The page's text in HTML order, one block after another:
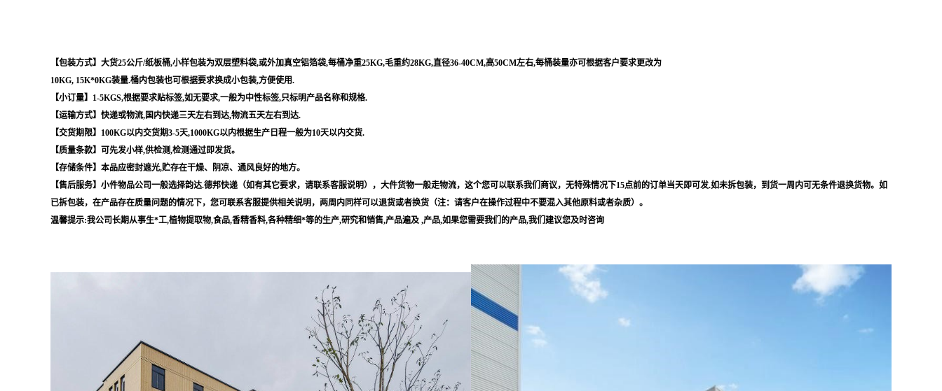
【包装方式】大货25公斤/纸板桶,小样包装为双层塑料袋,或外加真空铝箔袋,每桶净重25KG,毛重约28KG,直径36-40CM,高50CM左右,每桶装量亦可根据客户要求更改为
10KG, 15K*0KG装量.桶内包装也可根据要求换成小包装,方便使用.
【小订量】1-5KGS,根据要求贴标签,如无要求,一般为中性标签,只标明产品名称和规格.
【运输方式】快递或物流,国内快递三天左右到达,物流五天左右到达.
【交货期限】100KG以内交货期3-5天,1000KG以内根据生产日程一般为10天以内交货.
【质量条款】可先发小样,供检测,检测通过即发货。
【存储条件】本品应密封遮光,贮存在干燥、阴凉、通风良好的地方。
【售后服务】小件物品公司一般选择韵达.德邦快递（如有其它要求，请联系客服说明），大件货物一般走物流，这个您可以联系我们商议，无特殊情况下15点前的订单当天即可发.如未拆包装，到货一周内可无条件退换货物。如
已拆包装，在产品存在质量问题的情况下，您可联系客服提供相关说明，两周内同样可以退货或者换货（注：请客户在操作过程中不要混入其他原料或者杂质）。
温馨提示:我公司长期从事生*工,植物提取物,食品,香精香料,各种精细*等的生产,研究和销售,产品遍及 ,产品,如果您需要我们的产品,我们建议您及时咨询